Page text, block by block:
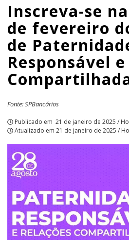
Paternidade
Responsável
e
Relações
|
APCEF/SP
Inscreva-se
de fevereiro
de
Responsável
Fonte: SPBancários
Publicado em 21 de janeiro de 2025 /
Atualizado em 21 de janeiro de 2025 /